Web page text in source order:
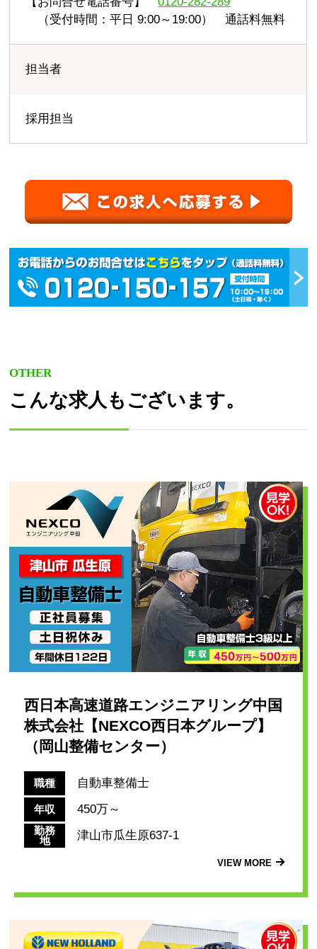
（受付時間：平日 9:00～19:00） 通話料無料
担当者
採用担当
OTHER
こんな求人もございます。
西日本高速道路エンジニアリング中国
株式会社【NEXCO西日本グループ】
（岡山整備センター）
職種 自動車整備士
年収 450万～
勤務
地
津山市瓜生原637-1
VIEW MORE